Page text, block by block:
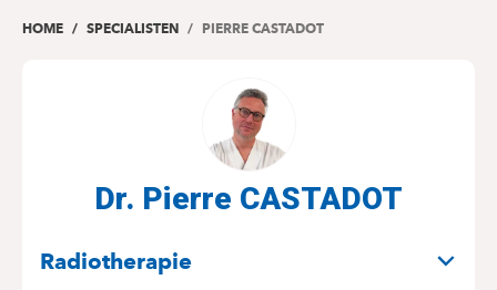
EN
HOME SPECIALISTEN PIERRE CASTADOT
Dr. Pierre CASTADOT
Radiotherapie